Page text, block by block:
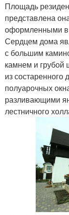
Площадь
представлена
оформленными в
Сердцем дома
с большим
камнем и грубой
из
полуарочных
разливающими
лестничного